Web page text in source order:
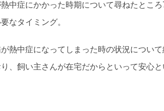
中症にかかった時期について尋ねたとこ
なタイミング。
熱中症になってしまった時の状況につい
、飼い主さんが在宅だからといって安心と